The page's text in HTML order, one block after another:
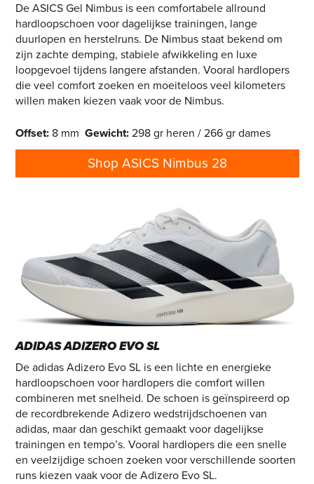
De ASICS Gel Nimbus is een comfortabele allround
hardloopschoen voor dagelijkse trainingen, lange
duurlopen en herstelruns. De Nimbus staat bekend om
zijn zachte demping, stabiele afwikkeling en luxe
loopgevoel tijdens langere afstanden. Vooral hardlopers
die veel comfort zoeken en moeiteloos veel kilometers
willen maken kiezen vaak voor de Nimbus.
Offset: 8 mm Gewicht:298 gr heren / 266 gr dames
Shop ASICS Nimbus 28
ADIDAS ADIZERO EVO SL
De adidas Adizero Evo SL is een lichte en energieke
hardloopschoen voor hardlopers die comfort willen
combineren met snelheid. De schoen is geïnspireerd op
de recordbrekende Adizero wedstrijdschoenen van
adidas, maar dan geschikt gemaakt voor dagelijkse
trainingen en tempo’s. Vooral hardlopers die een snelle
en veelzijdige schoen zoeken voor verschillende soorten
runs kiezen vaak voor de Adizero Evo SL.